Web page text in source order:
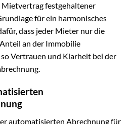
Mietvertrag festgehaltener
für ein harmonisches
dass jeder Mieter nur die
an der Immobilie
Vertrauen und Klarheit bei der
automatisierten Abrechnung für